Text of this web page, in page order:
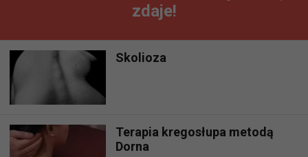
zdaje!
Skolioza
Terapia kregosłupa metodą
Dorna